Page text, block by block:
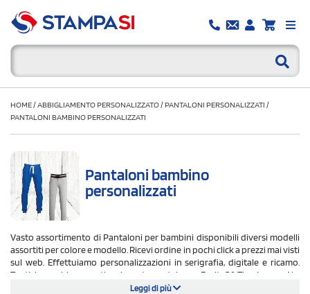
HOME/ABBIGLIAMENTO PERSONALIZZATO/PANTALONI PERSONALIZZATI /
PANTALONI BAMBINO PERSONALIZZATI
Pantaloni bambino
personalizzati
Vasto assortimento di Pantaloni per bambini disponibili diversi modelli
assortiti per colore e modello. Ricevi ordine in pochi click a prezzi mai visti
sul web. Effettuiamo personalizzazioni in serigrafia, digitale e ricamo.
Tanti i marchi presenti nel nostro catalogo: Fruit Of The Loom, Ale,
Payper, Sol's e tanti altri. Spedizione gratuita in tutta Italia.
Leggi di più